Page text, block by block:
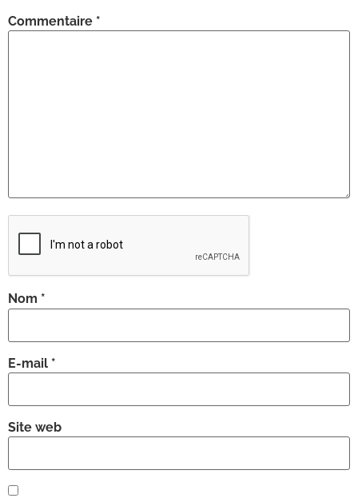
Commentaire *
Nom *
E-mail *
Site web